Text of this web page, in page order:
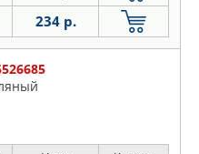
234 р.